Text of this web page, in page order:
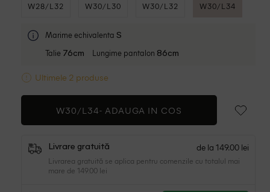
W28/L32 W30/L30 W30/L32 W30/L34
Marime echivalenta S
Talie 76cm Lungime pantalon 86cm
Ultimele 2 produse
W30/L34- ADAUGA IN COS
Livrare gratuită de la 149.00 lei
Livrarea gratuită se aplica pentru comenzile cu totalul mai
mare de 149.00 lei